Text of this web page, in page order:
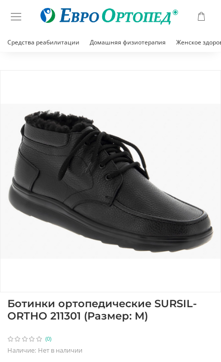
Средства реабилитации Домашняя физиотерапия Женское
(0)
Наличие: Нет в наличии
Ботинки ортопедические SURSIL-
ORTHO 211301 (Размер: M)